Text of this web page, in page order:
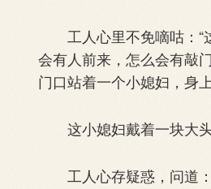
工人心里不免嘀咕：“
会有人前来，怎么会有敲
门口站着一个小媳妇，身
这小媳妇戴着一块大头
工人心存疑惑，问道：